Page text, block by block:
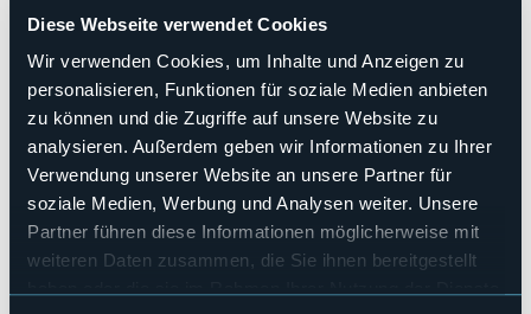
Diese Webseite verwendet Cookies
Wir verwenden Cookies, um Inhalte und Anzeigen zu
personalisieren, Funktionen für soziale Medien anbieten
zu können und die Zugriffe auf unsere Website zu
analysieren. Außerdem geben wir Informationen zu Ihrer
Verwendung unserer Website an unsere Partner für
soziale Medien, Werbung und Analysen weiter. Unsere
Partner führen diese Informationen möglicherweise mit
weiteren Daten zusammen, die Sie ihnen bereitgestellt
Haustiere erlaubt
No
Anzahl der Zimmer
6
Anzahl der Betten
11
E-mail
rossetti@roxtel.it
Telefon
+39 327 062 6296
Codice CIR